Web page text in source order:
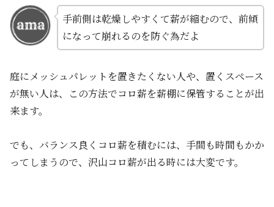
手前側は乾燥しやすくて薪が縮むので、前傾
になって崩れるのを防ぐ為だよ
庭にメッシュパレットを置きたくない人や、置くスペース
が無い人は、この方法でコロ薪を薪棚に保管することが出
来ます。
でも、バランス良くコロ薪を積むには、手間も時間もかか
ってしまうので、沢山コロ薪が出る時には大変です。